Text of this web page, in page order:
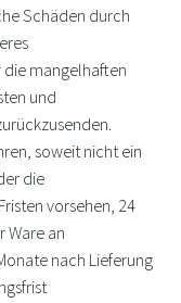
Schäden durch
mangelhaften
und
soweit nicht ein
die
vorsehen, 24
Ware an
nach Lieferung